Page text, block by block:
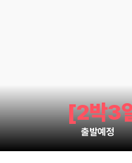
[2박3
출발예정